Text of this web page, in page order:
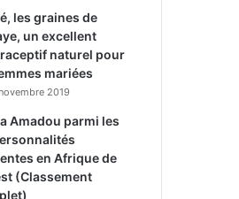
les graines de
un excellent
naturel pour
mariées
2019
Amadou parmi les
en Afrique de
(Classement